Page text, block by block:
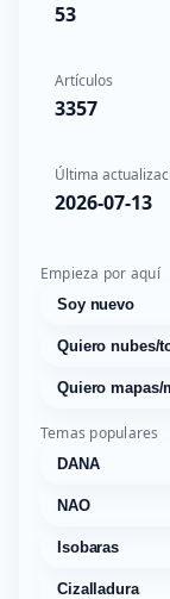
53
Artículos
3357
Última
2026-07-13
Empieza por aquí
Soy nuevo
Quiero nubes/
Quiero mapas/
Temas populares
DANA
NAO
Isobaras
Cizalladura